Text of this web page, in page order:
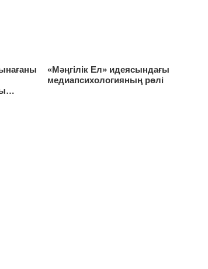
«Мәңгілік Ел» идеясындағы
медиапсиxологияның рөлі